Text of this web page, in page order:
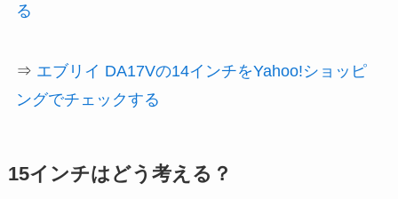
る
⇒ エブリイ DA17Vの14インチをYahoo!ショッピ
ングでチェックする
15インチはどう考える？